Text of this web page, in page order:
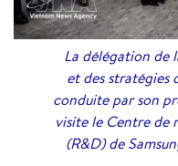
La délégation de
et des stratégies
conduite par son
visite le Centre de
(R&D) de